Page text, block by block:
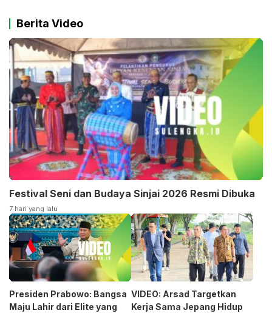
Berita Video
Festival Seni dan Budaya Sinjai 2026 Resmi Dibuka
7 hari yang lalu
Presiden Prabowo: Bangsa
Maju Lahir dari Elite yang
VIDEO: Arsad Targetkan
Kerja Sama Jepang Hidup